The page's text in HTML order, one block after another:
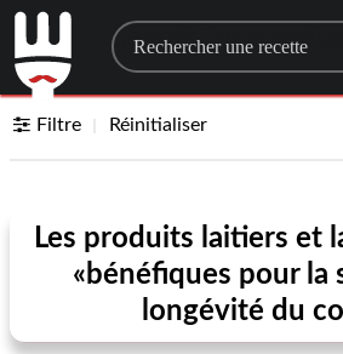
Search for a recipe
Filtre Réinitialiser
Les produits laitiers et
«bénéfiques pour la
longévité du